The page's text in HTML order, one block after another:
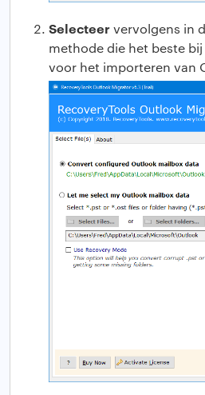
Selecteervervolgens in
methode die het beste
voor het importeren van